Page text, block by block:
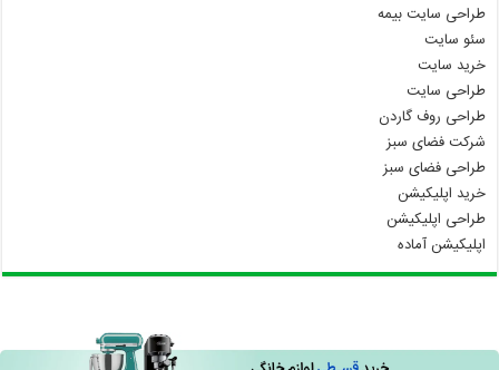
طراحی سایت بیمه
سئو سایت
خرید سایت
طراحی سایت
طراحی روف گاردن
شرکت فضای سبز
طراحی فضای سبز
خرید اپلیکیشن
طراحی اپلیکیشن
اپلیکیشن آماده